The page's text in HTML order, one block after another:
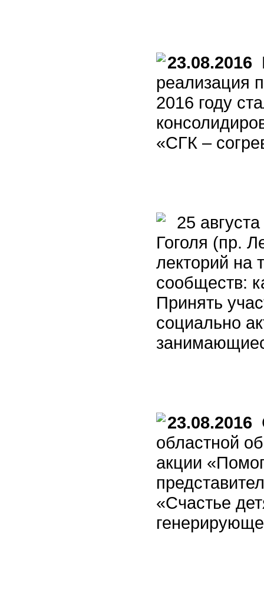
23.08.2016
реализация
2016 году
«СГК –
25
Гоголя (пр.
лекторий на
сообществ:
Принять
социально
23.08.2016
областной
акции
«Счастье